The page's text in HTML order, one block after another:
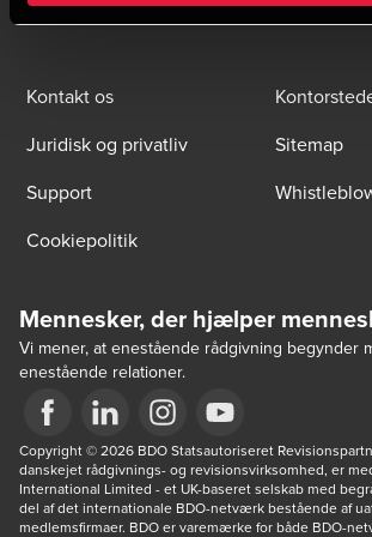
Kontakt os
Juridisk og privatliv
Sitemap
Support
Cookiepolitik
Mennesker, der hjælper
Vi mener, at enestående rådgivning begynder
enestående relationer.
Opens in a new window/tab
Opens in a new window/tab
Opens in a new window/tab
Opens in a new
Copyright © 2026 BDO Statsautoriseret
danskejet rådgivnings- og revisionsvirksomhed, er
International Limited - et UK-baseret selskab med
del af det internationale BDO-netværk bestående af
medlemsfirmaer. BDO er varemærke for både BDO-